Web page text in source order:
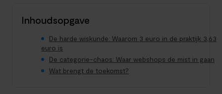
Inhoudsopgave
De harde wiskunde: Waarom 3 euro in de praktijk 3,63
euro is
De categorie-chaos: Waar webshops de mist in gaan
Wat brengt de toekomst?